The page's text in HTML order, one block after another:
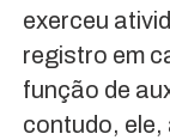
exerceu
registro em
função de
contudo, ele,